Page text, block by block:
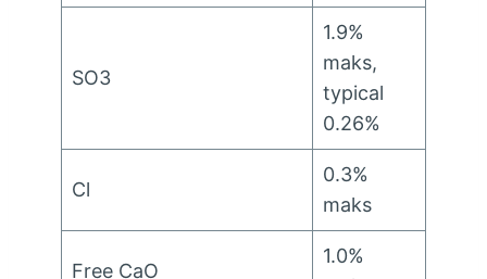
SO3
1.9%
maks,
typical
0.26%
Cl
0.3%
maks
Free CaO
1.0%